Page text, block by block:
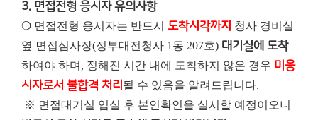
3. 면접전형 응시자 유의사항
❍ 면접전형 응시자는 반드시 도착시각까지 청사 경비실
옆 면접심사장(정부대전청사 1동 207호) 대기실에 도착
하여야 하며, 정해진 시간 내에 도착하지 않은 경우 미응
시자로서 불합격 처리 될 수 있음을 알려드립니다.
※ 면접대기실 입실 후 본인확인을 실시할 예정이오니